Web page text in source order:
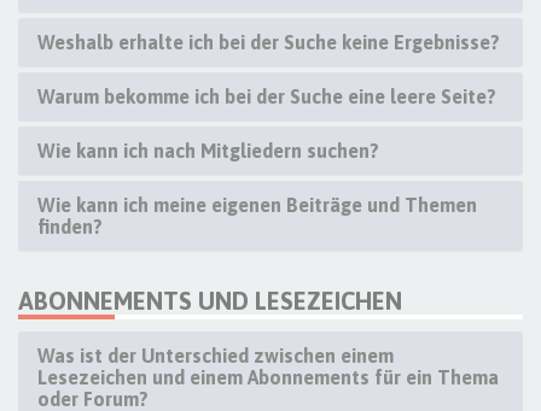
Weshalb erhalte ich bei der Suche keine Ergebnisse?
Warum bekomme ich bei der Suche eine leere Seite?
Wie kann ich nach Mitgliedern suchen?
Wie kann ich meine eigenen Beiträge und Themen
finden?
ABONNEMENTS UND LESEZEICHEN
Was ist der Unterschied zwischen einem
Lesezeichen und einem Abonnements für ein Thema
oder Forum?